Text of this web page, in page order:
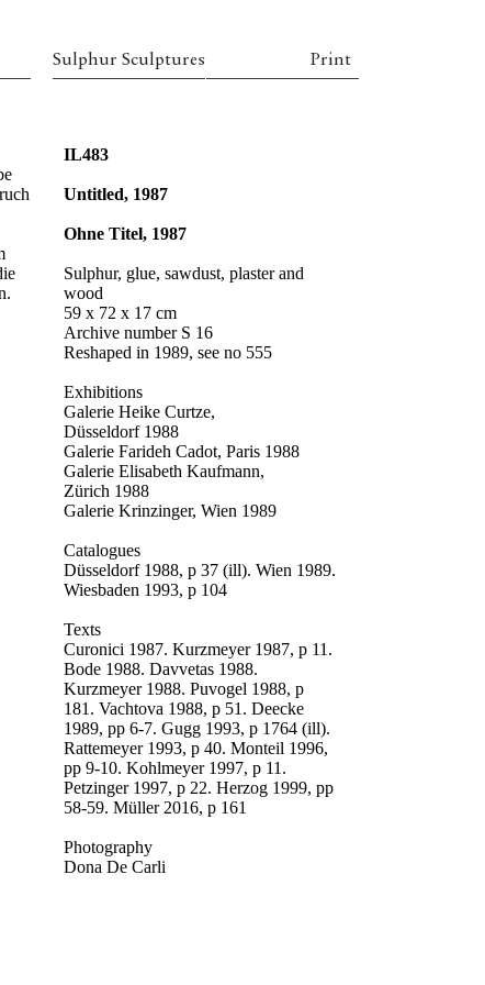
Sulphur Sculptures Print
IL483
Untitled, 1987
Ohne Titel, 1987
Sulphur, glue, sawdust, plaster and
wood
59 x 72 x 17 cm
Archive number S 16
Reshaped in 1989, see no 555
Exhibitions
Galerie Heike Curtze,
Düsseldorf 1988
Galerie Farideh Cadot, Paris 1988
Galerie Elisabeth Kaufmann,
Zürich 1988
Galerie Krinzinger, Wien 1989
Catalogues
Düsseldorf 1988, p 37 (ill). Wien 1989.
Wiesbaden 1993, p 104
Texts
Curonici 1987. Kurzmeyer 1987, p 11.
Bode 1988. Davvetas 1988.
Kurzmeyer 1988. Puvogel 1988, p
181. Vachtova 1988, p 51.Deecke
1989, pp 6-7. Gugg 1993, p 1764 (ill).
Rattemeyer 1993, p 40. Monteil 1996,
pp 9-10. Kohlmeyer 1997, p 11.
Petzinger 1997, p 22. Herzog 1999, pp
58-59. Müller 2016, p 161
Photography
Dona De Carli